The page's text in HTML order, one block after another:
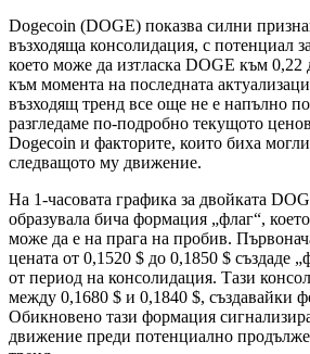
Dogecoin (DOGE) показва силни
възходяща консолидация, с потенциал
което може да изтласка DOGE към 0,22
към момента на последната
възходящ тренд все още не е напълно
разгледаме по-подробно текущото
Dogecoin и факторите, които биха
следващото му движение.
На 1-часовата графика за двойката
образувала бича формация „флаг“,
може да е на прага на пробив.
цената от 0,1520 $ до 0,1850 $ създаде
от период на консолидация. Тази
между 0,1680 $ и 0,1840 $, създавайки
Обикновено тази формация
движение преди потенциално